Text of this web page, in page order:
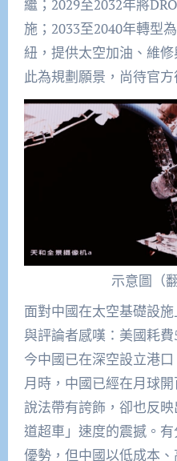
繼；2029至2032年將
施；2033至2040年轉型
紐，提供太空加油、維
此為規劃願景，尚待官方
示意圖（
面對中國在太空基礎設
與評論者感嘆：美國耗
今中國已在深空設立港
月時，中國已經在月球
說法帶有誇飾，卻也反
道超車」速度的震撼。
優勢，但中國以低成本、